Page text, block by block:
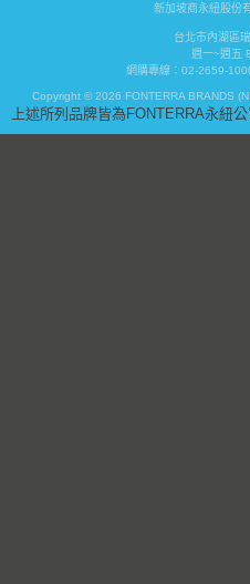
新加坡商永紐股份
台北市內湖區
週一~週五
網購專線：02-2659-
Copyright © 2026 FONTERRA BRANDS
上述所列品牌皆為FONTERRA永紐